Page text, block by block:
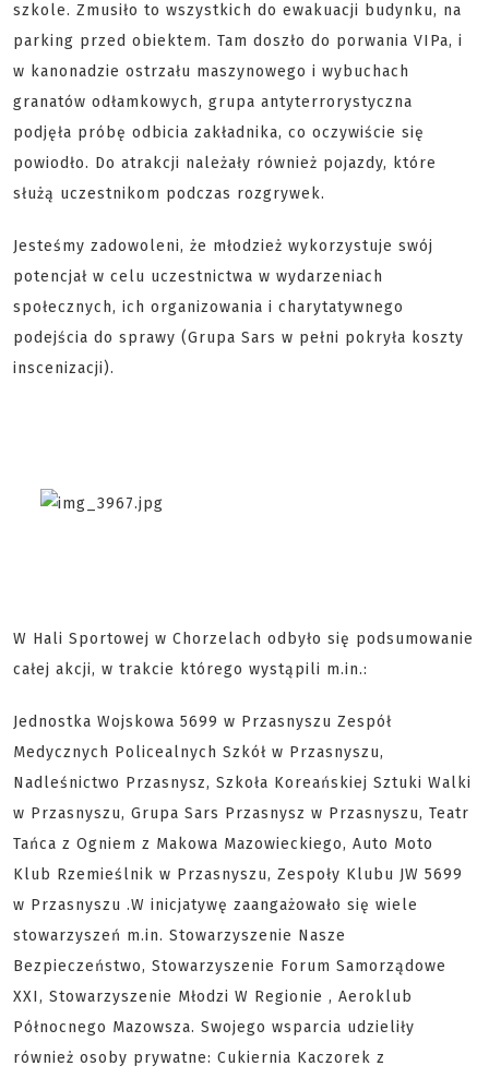
szkole. Zmusiło to wszystkich do ewakuacji budynku, na
parking przed obiektem. Tam doszło do porwania VIPa, i
w kanonadzie ostrzału maszynowego i wybuchach
granatów odłamkowych, grupa antyterrorystyczna
podjęła próbę odbicia zakładnika, co oczywiście się
powiodło. Do atrakcji należały również pojazdy, które
służą uczestnikom podczas rozgrywek.
Jesteśmy zadowoleni, że młodzież wykorzystuje swój
potencjał w celu uczestnictwa w wydarzeniach
społecznych, ich organizowania i charytatywnego
podejścia do sprawy (Grupa Sars w pełni pokryła koszty
inscenizacji).
W Hali Sportowej w Chorzelach odbyło się podsumowanie
całej akcji, w trakcie którego wystąpili m.in.:
Jednostka Wojskowa 5699 w Przasnyszu Zespół
Medycznych Policealnych Szkół w Przasnyszu,
Nadleśnictwo Przasnysz, Szkoła Koreańskiej Sztuki Walki
w Przasnyszu, Grupa Sars Przasnysz w Przasnyszu, Teatr
Tańca z Ogniem z Makowa Mazowieckiego, Auto Moto
Klub Rzemieślnik w Przasnyszu, Zespoły Klubu JW 5699
w Przasnyszu .W inicjatywę zaangażowało się wiele
stowarzyszeń m.in. Stowarzyszenie Nasze
Bezpieczeństwo, Stowarzyszenie Forum Samorządowe
XXI, Stowarzyszenie Młodzi W Regionie , Aeroklub
Północnego Mazowsza. Swojego wsparcia udzieliły
również osoby prywatne: Cukiernia Kaczorek z